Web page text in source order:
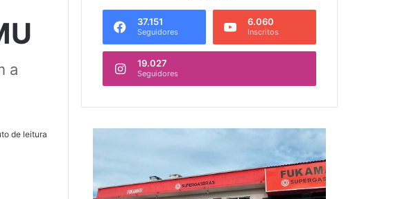
a
de leitura
37.151
Seguidores
6.060
Inscritos
19.027
Seguidores